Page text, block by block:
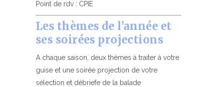
Point de rdv : CPIE
Les thèmes de l’année et
ses soirées projections
A chaque saison, deux thèmes à traiter à votre
guise et une soirée projection de votre
sélection et débriefe de la balade